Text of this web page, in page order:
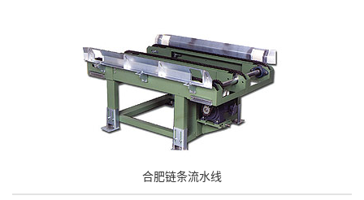
合肥链条流水线